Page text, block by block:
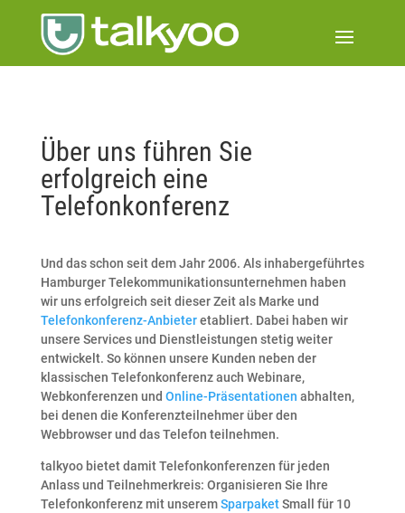
Über uns führen Sie
erfolgreich eine
Telefonkonferenz
Und das schon seit dem Jahr 2006. Als inhabergeführtes
Hamburger Telekommunikationsunternehmen haben
wir uns erfolgreich seit dieser Zeit als Marke und
Telefonkonferenz-Anbieteretabliert. Dabei haben wir
unsere Services und Dienstleistungen stetig weiter
entwickelt. So können unsere Kunden neben der
klassischen Telefonkonferenz auch Webinare,
Webkonferenzen und Online-Präsentationen abhalten,
bei denen die Konferenzteilnehmer über den
Webbrowser und das Telefon teilnehmen.
talkyoo bietet damit Telefonkonferenzen für jeden
Anlass und Teilnehmerkreis: Organisieren Sie Ihre
Telefonkonferenz mit unseremSparpaketSmall für 10